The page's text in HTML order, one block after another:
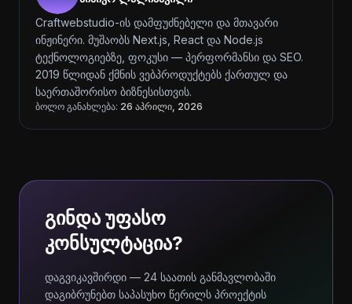
Craftwebstudio-ის დამფუძნებელი და მთავარი
ინჟინერი. მუშაობს Next.js, React და Node.js
ტექნოლოგიებზე, ფოკუსი — პერფორმანსი და SEO.
2019 წლიდან ქმნის ვებპროდუქტებს ქართულ და
საერთაშორისო ბიზნესისთვის.
ბოლო განახლება: 26 აპრილი, 2026
გინდა უფასო
კონსულტაცია?
დაგვიკავშირდი — 24 საათის განმავლობაში
დაგიბრუნებთ საპასუხო წერილს პროექტის